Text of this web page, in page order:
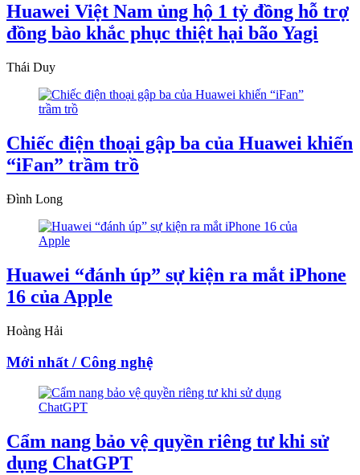
Huawei Việt Nam ủng hộ 1 tỷ đồng hỗ trợ
đồng bào khắc phục thiệt hại bão Yagi
Thái Duy
Chiếc điện thoại gập ba của Huawei khiến
“iFan” trầm trồ
Đình Long
Huawei “đánh úp” sự kiện ra mắt iPhone
16 của Apple
Hoàng Hải
Mới nhất / Công nghệ
Cẩm nang bảo vệ quyền riêng tư khi sử
dụng ChatGPT